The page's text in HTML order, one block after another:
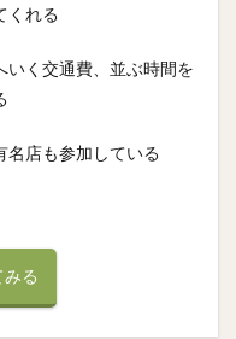
くれる
いく交通費、並ぶ時間を
名店も参加している
みる